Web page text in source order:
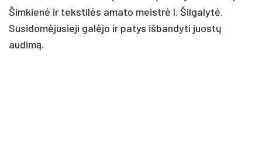
Šimkienė ir tekstilės amato meistrė I. Šilgalytė.
Susidomėjusieji galėjo ir patys išbandyti juostų
audimą.